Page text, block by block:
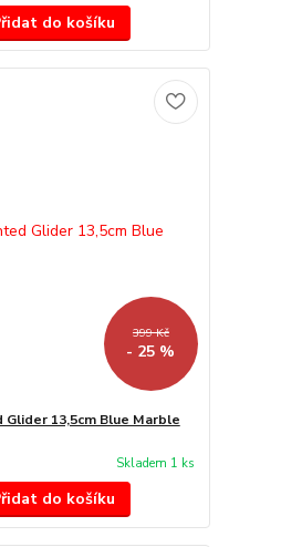
do košíku
399 Kč
- 25 %
13,5cm Blue Marble
Skladem 1 ks
do košíku